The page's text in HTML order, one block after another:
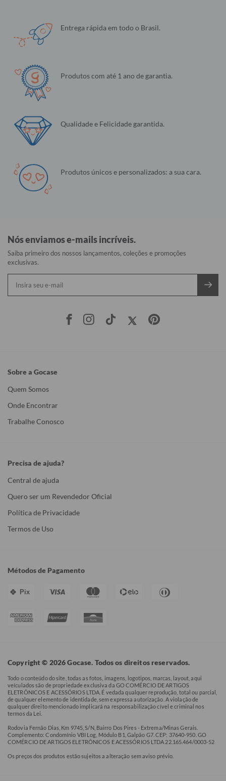
Entrega rápida em todo o Brasil.
Produtos com até 1 ano de garantia.
Qualidade e Felicidade garantida.
Produtos únicos e personalizados: a sua cara.
Nós enviamos e-mails incríveis.
Saiba primeiro dos nossos lançamentos, coleções e promoções
exclusivas.
Sobre a Gocase
Quem Somos
Onde Encontrar
Trabalhe Conosco
Precisa de ajuda?
Central de ajuda
Quero ser um Revendedor Oficial
Política de Privacidade
Termos de Uso
Métodos de Pagamento
Pix
Copyright © 2026 Gocase. Todos os direitos reservados.
Todo o conteúdo do site, todas as fotos, imagens, logotipos, marcas, layout, aqui
veículados são de propriedade exclusiva da GO COMÉRCIO DE ARTIGOS
ELETRÔNICOS E ACESSÓRIOS LTDA. É vedada qualquer reprodução, total ou parcial,
de qualquer elemento de identidade, sem expressa autorização. A violação de
qualquer direito mencionado implicará na responsabilização cível e criminal nos
termos da Lei.
Rodovia Fernão Dias, Km 9745, S/N, Bairro Dos Pires - Extrema/Minas Gerais.
Complemento: Condomínio VBI Log, Módulo B1, Galpão G7. CEP: 37640-950. GO
COMÉRCIO DE ARTIGOS ELETRÔNICOS E ACESSÓRIOS LTDA 22.165.464/0003-52
Os preços dos produtos estão sujeitos a alteração sem aviso prévio.